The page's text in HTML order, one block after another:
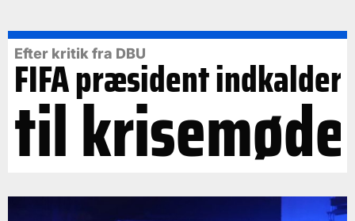
Efter kritik fra DBU
FIFA præsident indkalder
til krisemøde